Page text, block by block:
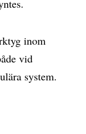
inom
vid
system.